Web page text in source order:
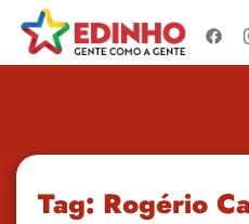
para
o
Tag: Rogério